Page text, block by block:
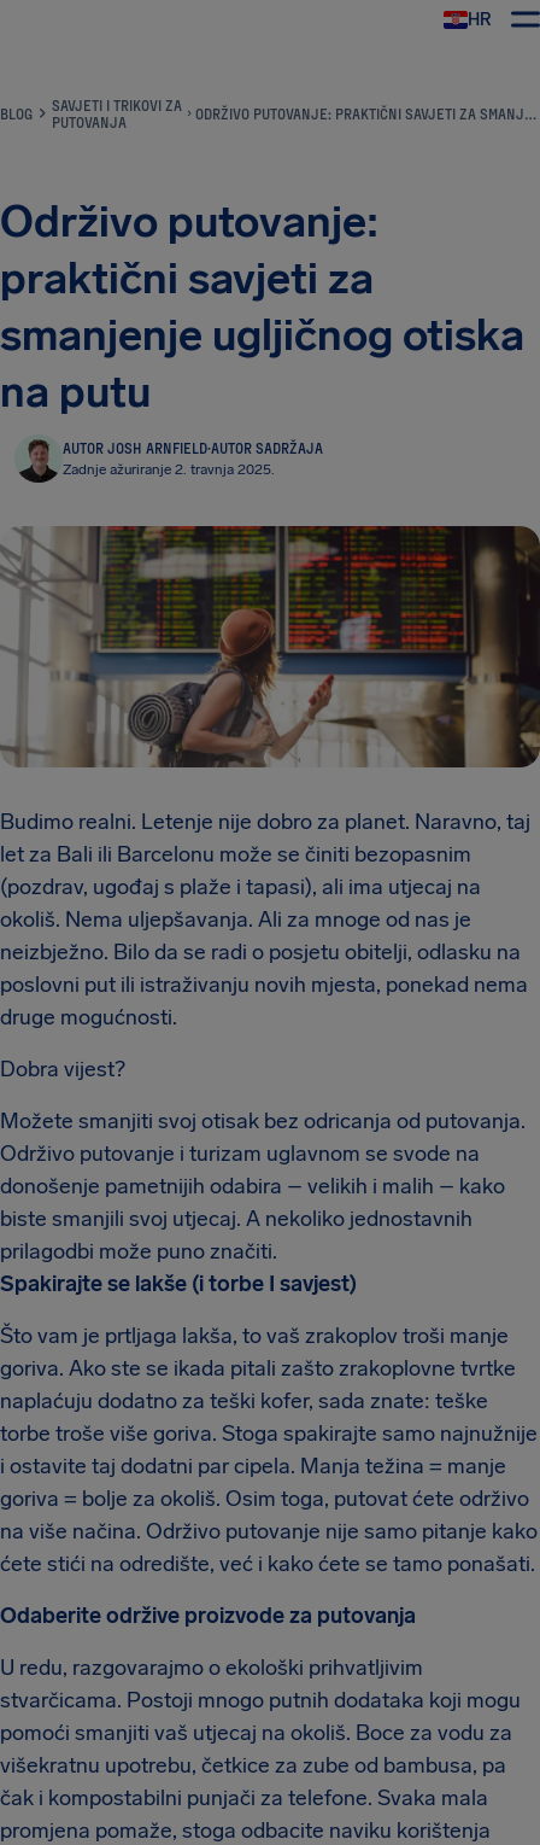
HR
BLOG
SAVJETI I TRIKOVI ZA
PUTOVANJA
ODRŽIVO PUTOVANJE: PRAKTIČNI SAVJETI ZA SMANJENJE UGLJIČNOG OTISKA NA PUTU
Održivo putovanje:
praktični savjeti za
smanjenje ugljičnog otiska
na putu
AUTOR JOSH ARNFIELD·AUTOR SADRŽAJA
Zadnje ažuriranje 2. travnja 2025.
Budimo realni. Letenje nije dobro za planet. Naravno, taj
let za Bali ili Barcelonu može se činiti bezopasnim
(pozdrav, ugođaj s plaže i tapasi), ali ima utjecaj na
okoliš. Nema uljepšavanja. Ali za mnoge od nas je
neizbježno. Bilo da se radi o posjetu obitelji, odlasku na
poslovni put ili istraživanju novih mjesta, ponekad nema
druge mogućnosti.
Dobra vijest?
Možete smanjiti svoj otisak bez odricanja od putovanja.
Održivo putovanje i turizam uglavnom se svode na
donošenje pametnijih odabira – velikih i malih – kako
biste smanjili svoj utjecaj. A nekoliko jednostavnih
prilagodbi može puno značiti.
Spakirajte se lakše (i torbe I savjest)
Što vam je prtljaga lakša, to vaš zrakoplov troši manje
goriva. Ako ste se ikada pitali zašto zrakoplovne tvrtke
naplaćuju dodatno za teški kofer, sada znate: teške
torbe troše više goriva. Stoga spakirajte samo najnužnije
i ostavite taj dodatni par cipela. Manja težina = manje
goriva = bolje za okoliš. Osim toga, putovat ćete održivo
na više načina. Održivo putovanje nije samo pitanje kako
ćete stići na odredište, već i kako ćete se tamo ponašati.
Odaberite održive proizvode za putovanja
U redu, razgovarajmo o ekološki prihvatljivim
stvarčicama. Postoji mnogo putnih dodataka koji mogu
pomoći smanjiti vaš utjecaj na okoliš. Boce za vodu za
višekratnu upotrebu, četkice za zube od bambusa, pa
čak i kompostabilni punjači za telefone. Svaka mala
promjena pomaže, stoga odbacite naviku korištenja